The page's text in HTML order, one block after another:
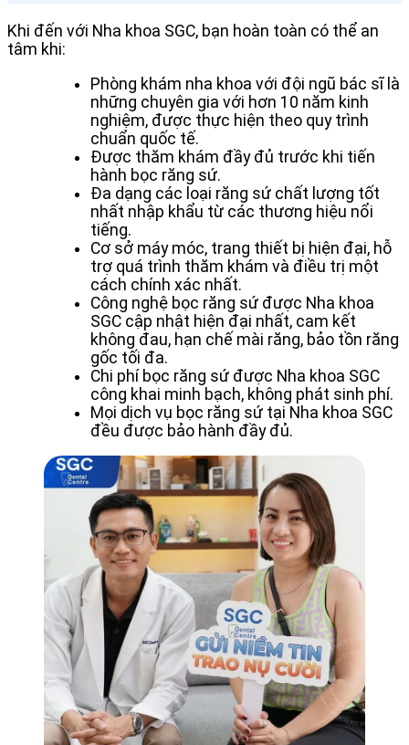
Khi đến với Nha khoa SGC, bạn hoàn toàn có thể an
tâm khi:
Phòng khám nha khoa với đội ngũ bác sĩ là
những chuyên gia với hơn 10 năm kinh
nghiệm, được thực hiện theo quy trình
chuẩn quốc tế.
Được thăm khám đầy đủ trước khi tiến
hành bọc răng sứ.
Đa dạng các loại răng sứ chất lượng tốt
nhất nhập khẩu từ các thương hiệu nổi
tiếng.
Cơ sở máy móc, trang thiết bị hiện đại, hỗ
trợ quá trình thăm khám và điều trị một
cách chính xác nhất.
Công nghệ bọc răng sứ được Nha khoa
SGC cập nhật hiện đại nhất, cam kết
không đau, hạn chế mài răng, bảo tồn răng
gốc tối đa.
Chi phí bọc răng sứ được Nha khoa SGC
công khai minh bạch, không phát sinh phí.
Mọi dịch vụ bọc răng sứ tại Nha khoa SGC
đều được bảo hành đầy đủ.